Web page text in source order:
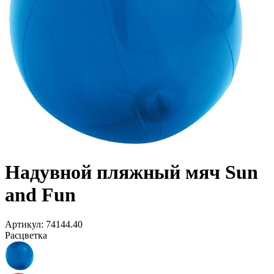
Надувной пляжный мяч Sun
and Fun
Артикул: 74144.40
Расцветка